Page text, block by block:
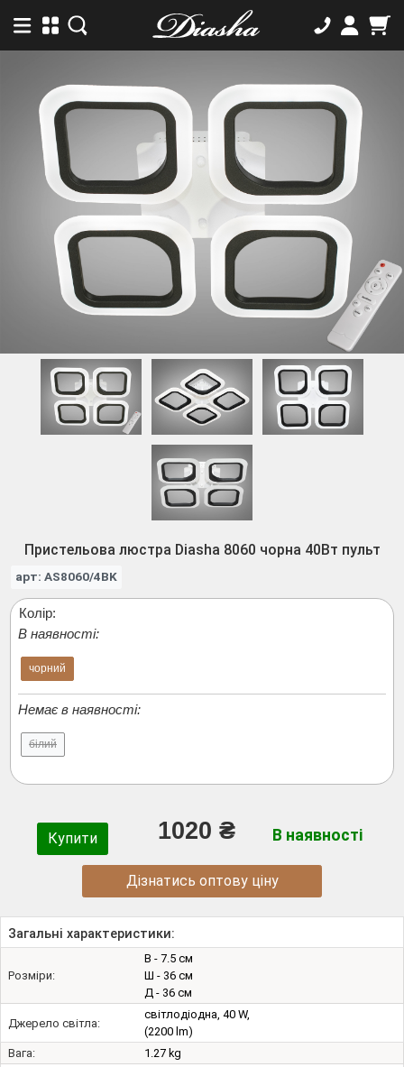
Пристельова люстра Diasha 8060 чорна 40Вт пульт
арт: AS8060/4BK
Колір:
В наявності:
чорний
Немає в наявності:
білий
Купити 1020 ₴ В наявності
Дізнатись оптову ціну
Загальні характеристики:
Розміри:
В - 7.5 см
Ш - 36 см
Д - 36 см
Джерело світла:
світлодіодна, 40 W,
(2200 lm)
Вага:
1.27 kg